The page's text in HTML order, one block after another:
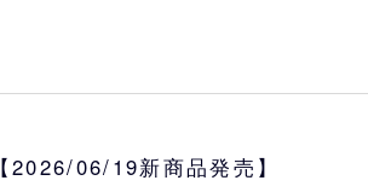
ラクター達がバファローズの
06/19新商品発売】